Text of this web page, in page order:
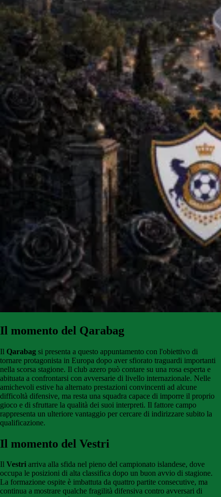
Il momento del Qarabag
Il Qarabag si presenta a questo appuntamento con l'obiettivo di
tornare protagonista in Europa dopo aver sfiorato traguardi importanti
nella scorsa stagione. Il club azero può contare su una rosa esperta e
abituata a confrontarsi con avversarie di livello internazionale. Nelle
amichevoli estive ha alternato prestazioni convincenti ad alcune
difficoltà difensive, ma resta una squadra capace di imporre il proprio
gioco e di sfruttare la qualità dei suoi interpreti. Il fattore campo
rappresenta un ulteriore vantaggio per cercare di indirizzare subito la
qualificazione.
Il momento del Vestri
Il Vestri arriva alla sfida nel pieno del campionato islandese, dove
occupa le posizioni di alta classifica dopo un buon avvio di stagione.
La formazione ospite è imbattuta da quattro partite consecutive, ma
continua a mostrare qualche fragilità difensiva contro avversari di